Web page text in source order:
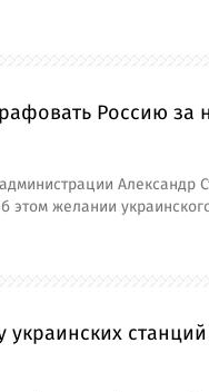
Россию за
Александр
этом желании